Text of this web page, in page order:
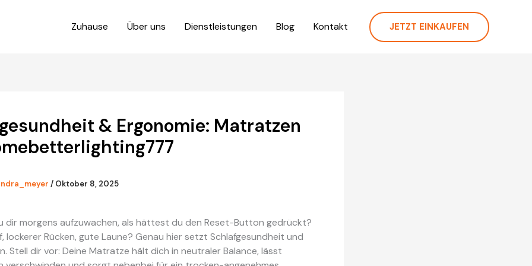
Zuhause Über uns Dienstleistungen Blog Kontakt JETZT EINKAUFEN
& Ergonomie: Matratzen
/ Oktober 8, 2025
dir morgens aufzuwachen, als hättest du den Reset-Button gedrückt?
lockerer Rücken, gute Laune? Genau hier setzt Schlafgesundheit und
Stell dir vor: Deine Matratze hält dich in neutraler Balance, lässt